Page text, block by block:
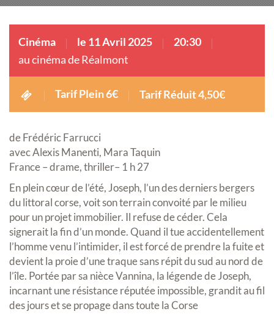
Cinéma le 11 Avril 2025
20:30
au cinéma de Réalmont
Tarif Plein 6€ Tarif Réduit 4,50€
de Frédéric Farrucci
avec Alexis Manenti, Mara Taquin
France – drame, thriller– 1 h 27
En plein cœur de l’été, Joseph, l’un des derniers bergers
du littoral corse, voit son terrain convoité par le milieu
pour un projet immobilier. Il refuse de céder. Cela
signerait la fin d’un monde. Quand il tue accidentellement
l’homme venu l’intimider, il est forcé de prendre la fuite et
devient la proie d’une traque sans répit du sud au nord de
l’île. Portée par sa nièce Vannina, la légende de Joseph,
incarnant une résistance réputée impossible, grandit au fil
des jours et se propage dans toute la Corse